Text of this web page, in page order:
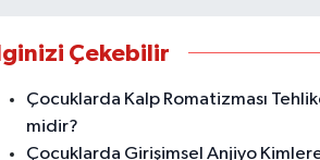
Çekebilir
Çocuklarda Kalp Romatizması
midir?
Çocuklarda Girişimsel Anjiyo